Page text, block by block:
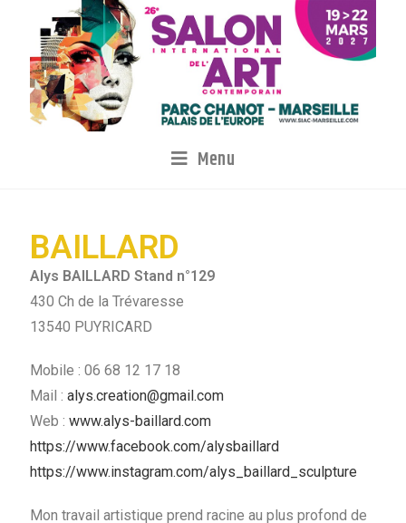
Menu
BAILLARD
Alys BAILLARD Stand n°129
430 Ch de la Trévaresse
13540 PUYRICARD
Mobile : 06 68 12 17 18
Mail :alys.creation@gmail.com
Web :www.alys-baillard.com
https://www.facebook.com/alysbaillard
https://www.instagram.com/alys_baillard_sculpture
Mon travail artistique prend racine au plus profond de